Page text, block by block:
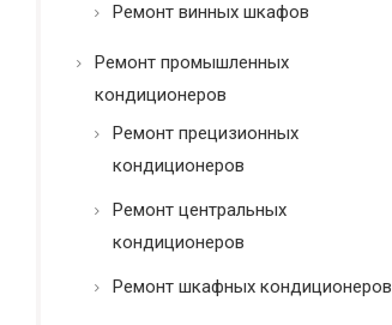
Ремонт винных шкафов
Ремонт промышленных
кондиционеров
Ремонт прецизионных
кондиционеров
Ремонт центральных
кондиционеров
Ремонт шкафных кондиционеров